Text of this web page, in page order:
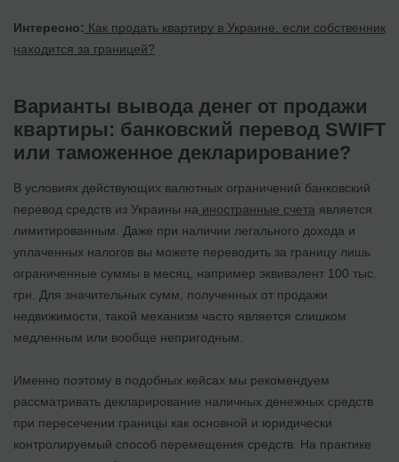
Интересно: Как продать квартиру в Украине, если собственник
находится за границей?
Варианты вывода денег от продажи
квартиры: банковский перевод SWIFT
или таможенное декларирование?
В условиях действующих валютных ограничений банковский
перевод средств из Украины на иностранные счета является
лимитированным. Даже при наличии легального дохода и
уплаченных налогов вы можете переводить за границу лишь
ограниченные суммы в месяц, например эквивалент 100 тыс.
грн. Для значительных сумм, полученных от продажи
недвижимости, такой механизм часто является слишком
медленным или вообще непригодным.
Именно поэтому в подобных кейсах мы рекомендуем
рассматривать декларирование наличных денежных средств
при пересечении границы как основной и юридически
контролируемый способ перемещения средств. На практике